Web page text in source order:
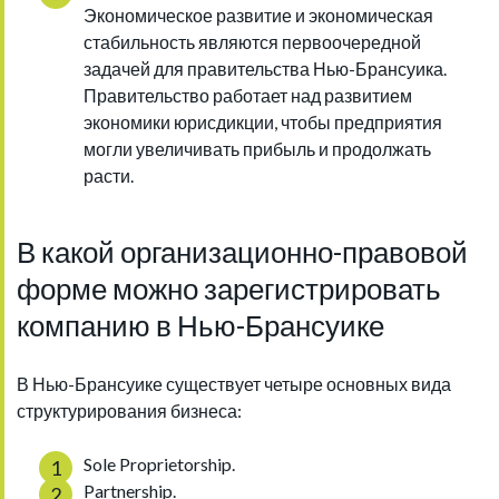
Экономическое развитие и экономическая
стабильность являются первоочередной
задачей для правительства Нью-Брансуика.
Правительство работает над развитием
экономики юрисдикции, чтобы предприятия
могли увеличивать прибыль и продолжать
расти.
В какой организационно-правовой
форме можно зарегистрировать
компанию в Нью-Брансуике
В Нью-Брансуике существует четыре основных вида
структурирования бизнеса:
Sole Proprietorship.
Partnership.